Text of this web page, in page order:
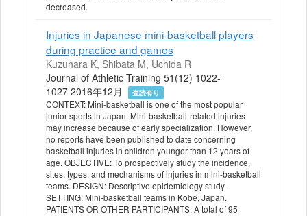
decreased.
Injuries in Japanese mini-basketball players
during practice and games
Kuzuhara K, Shibata M, Uchida R
Journal of Athletic Training 51(12) 1022-
1027 2016年12月
査読有り
CONTEXT: Mini-basketball is one of the most popular
junior sports in Japan. Mini-basketball-related injuries
may increase because of early specialization. However,
no reports have been published to date concerning
basketball injuries in children younger than 12 years of
age. OBJECTIVE: To prospectively study the incidence,
sites, types, and mechanisms of injuries in mini-basketball
teams. DESIGN: Descriptive epidemiology study.
SETTING: Mini-basketball teams in Kobe, Japan.
PATIENTS OR OTHER PARTICIPANTS: A total of 95